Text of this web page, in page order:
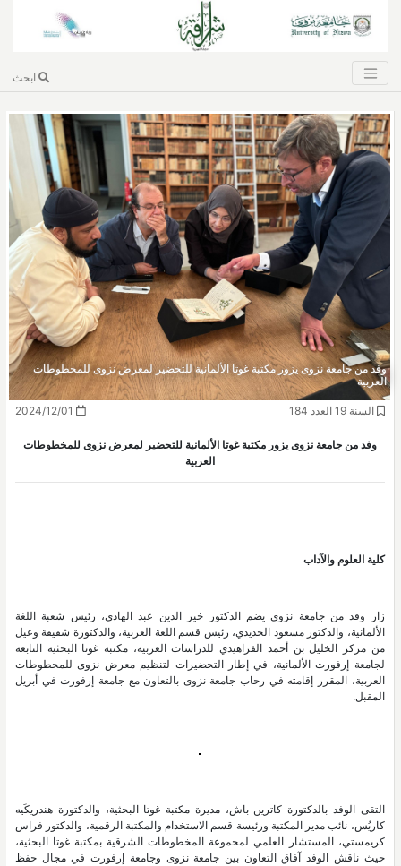
ابحث
وفد من جامعة نزوى يزور مكتبة غوتا الألمانية للتحضير لمعرض نزوى للمخطوطات
العربية
السنة 19 العدد 184
وفد من جامعة نزوى يزور مكتبة غوتا الألمانية للتحضير لمعرض نزوى للمخطوطات
العربية
كلية العلوم والآداب
زار وفد من جامعة نزوى يضم الدكتور خير الدين عبد الهادي، رئيس شعبة اللغة
الألمانية، والدكتور مسعود الحديدي، رئيس قسم اللغة العربية، والدكتورة شقيقة وعيل
من مركز الخليل بن أحمد الفراهيدي للدراسات العربية، مكتبة غوتا البحثية التابعة
لجامعة إرفورت الألمانية، في إطار التحضيرات لتنظيم معرض نزوى للمخطوطات
العربية، المقرر إقامته في رحاب جامعة نزوى بالتعاون مع جامعة إرفورت في أبريل
المقبل.
التقى الوفد بالدكتورة كاترين باش، مديرة مكتبة غوتا البحثية، والدكتورة هندريكَيه
كاريُس، نائب مدير المكتبة ورئيسة قسم الاستخدام والمكتبة الرقمية، والدكتور فراس
كريمستي، المستشار العلمي لمجموعة المخطوطات الشرقية بمكتبة غوتا البحثية،
حيث ناقش الوفد آفاق التعاون بين جامعة نزوى وجامعة إرفورت في مجال حفظ